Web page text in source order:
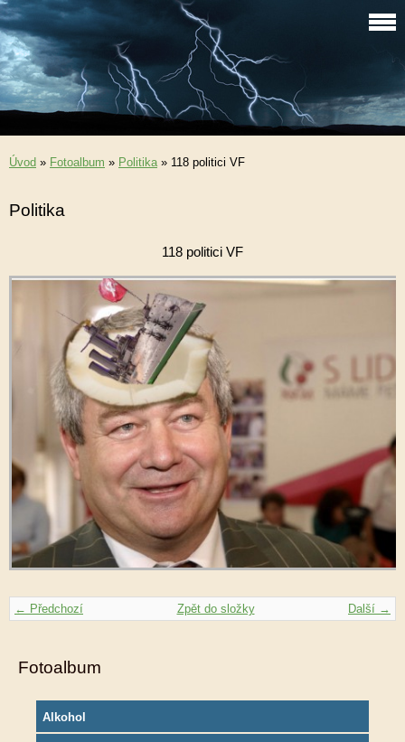
Úvod » Fotoalbum » Politika» 118 politici VF
Politika
118 politici VF
← Předchozí Další →
Zpět do složky
Fotoalbum
Alkohol